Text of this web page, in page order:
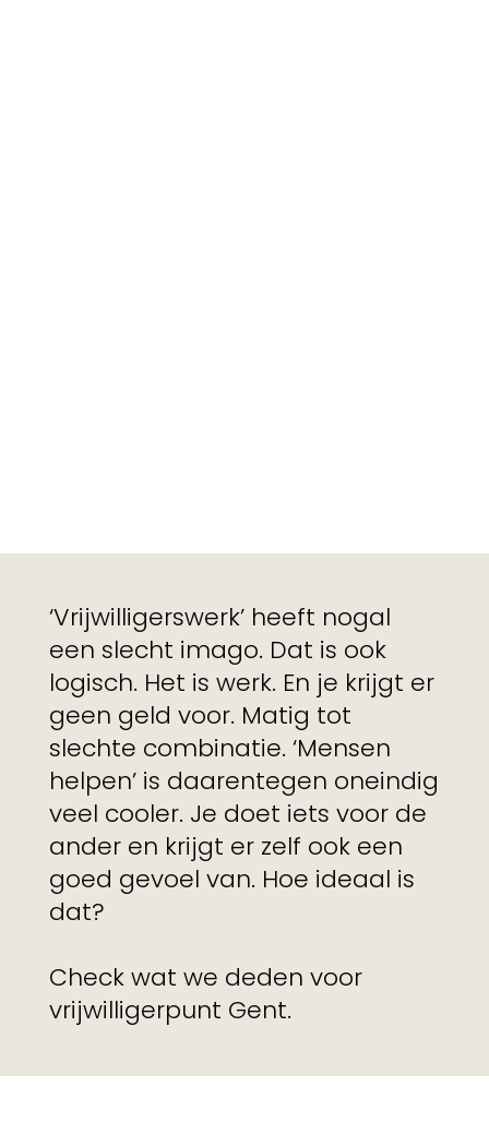
‘Vrijwilligerswerk’ heeft nogal
een slecht imago. Dat is ook
logisch. Het is werk. En je krijgt er
geen geld voor. Matig tot
slechte combinatie. ‘Mensen
helpen’ is daarentegen oneindig
veel cooler. Je doet iets voor de
ander en krijgt er zelf ook een
goed gevoel van. Hoe ideaal is
dat?
Check wat we deden voor
vrijwilligerpunt Gent.